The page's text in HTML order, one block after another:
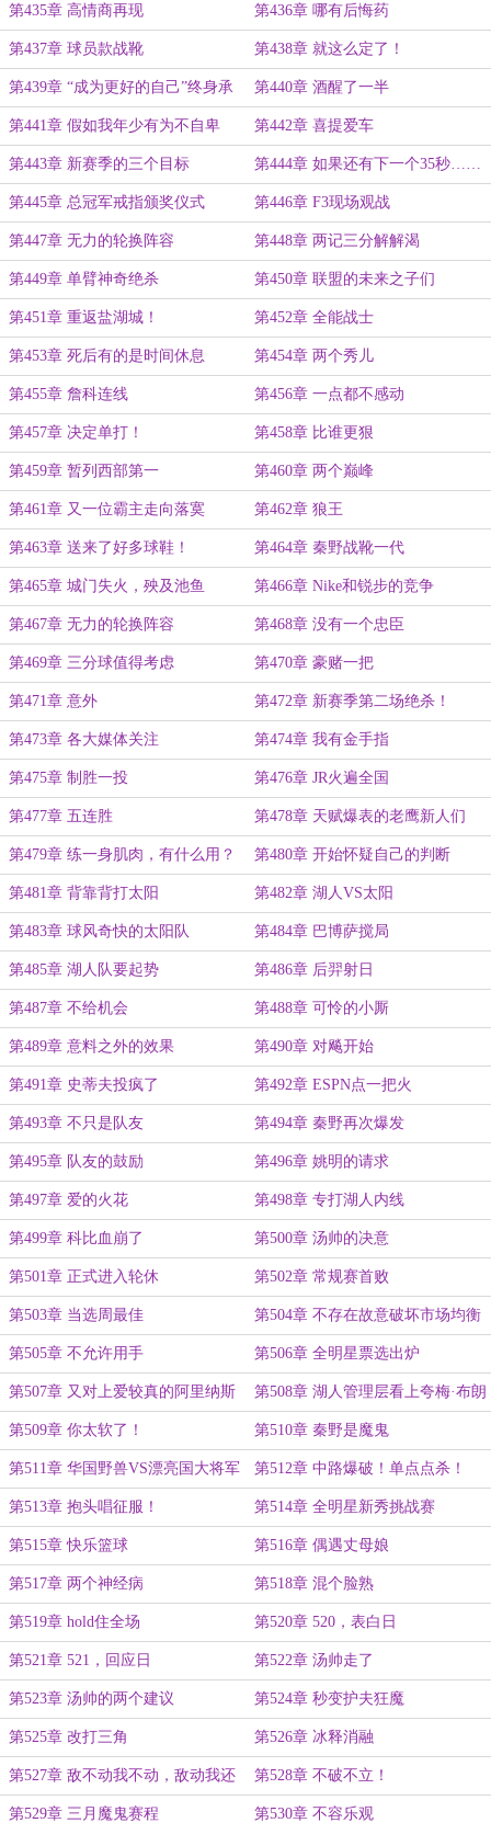
第435章 高情商再现 第436章 哪有后悔药
第437章 球员款战靴 第438章 就这么定了！
第439章 “成为更好的自己”终身承
诺
第440章 酒醒了一半
第441章 假如我年少有为不自卑 第442章 喜提爱车
第443章 新赛季的三个目标 第444章 如果还有下一个35秒……
第445章 总冠军戒指颁奖仪式 第446章 F3现场观战
第447章 无力的轮换阵容 第448章 两记三分解解渴
第449章 单臂神奇绝杀 第450章 联盟的未来之子们
第451章 重返盐湖城！ 第452章 全能战士
第453章 死后有的是时间休息 第454章 两个秀儿
第455章 詹科连线 第456章 一点都不感动
第457章 决定单打！ 第458章 比谁更狠
第459章 暂列西部第一 第460章 两个巅峰
第461章 又一位霸主走向落寞 第462章 狼王
第463章 送来了好多球鞋！ 第464章 秦野战靴一代
第465章 城门失火，殃及池鱼 第466章 Nike和锐步的竞争
第467章 无力的轮换阵容 第468章 没有一个忠臣
第469章 三分球值得考虑 第470章 豪赌一把
第471章 意外 第472章 新赛季第二场绝杀！
第473章 各大媒体关注 第474章 我有金手指
第475章 制胜一投 第476章 JR火遍全国
第477章 五连胜 第478章 天赋爆表的老鹰新人们
第479章 练一身肌肉，有什么用？ 第480章 开始怀疑自己的判断
第481章 背靠背打太阳 第482章 湖人VS太阳
第483章 球风奇快的太阳队 第484章 巴博萨搅局
第485章 湖人队要起势 第486章 后羿射日
第487章 不给机会 第488章 可怜的小厮
第489章 意料之外的效果 第490章 对飚开始
第491章 史蒂夫投疯了 第492章 ESPN点一把火
第493章 不只是队友 第494章 秦野再次爆发
第495章 队友的鼓励 第496章 姚明的请求
第497章 爱的火花 第498章 专打湖人内线
第499章 科比血崩了 第500章 汤帅的决意
第501章 正式进入轮休 第502章 常规赛首败
第503章 当选周最佳 第504章 不存在故意破坏市场均衡
第505章 不允许用手 第506章 全明星票选出炉
第507章 又对上爱较真的阿里纳斯 第508章 湖人管理层看上夸梅·布朗
第509章 你太软了！ 第510章 秦野是魔鬼
第511章 华国野兽VS漂亮国大将军 第512章 中路爆破！单点点杀！
第513章 抱头唱征服！ 第514章 全明星新秀挑战赛
第515章 快乐篮球 第516章 偶遇丈母娘
第517章 两个神经病 第518章 混个脸熟
第519章 hold住全场 第520章 520，表白日
第521章 521，回应日 第522章 汤帅走了
第523章 汤帅的两个建议 第524章 秒变护夫狂魔
第525章 改打三角 第526章 冰释消融
第527章 敌不动我不动，敌动我还
不动
第528章 不破不立！
第529章 三月魔鬼赛程 第530章 不容乐观